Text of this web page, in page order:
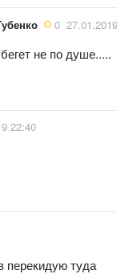
0
не по душе.....
22:40
перекидую туда